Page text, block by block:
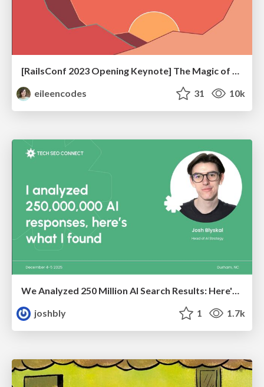
[RailsConf 2023 Opening Keynote] The Magic of Rails
eileencodes
31 10k
We Analyzed 250 Million AI Search Results: Here's What I Found
joshbly
1 1.7k